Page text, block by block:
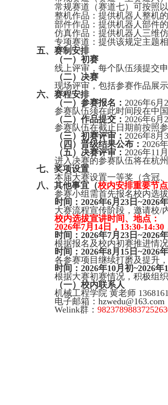
常规赛道（赛道七）可按照
整机作品：提供机器人整机
部件作品：提供机器人部件
仿真作品：提供机器人三维
专项赛道：提供该规定主题
五、赛制安排
（一）初赛
线上评审，每个队伍须提交
（二）决赛
现场评审，包括参赛作品展
六、赛程安排
（一）参赛报名：2026年6月
参赛队伍须在此时间段在中
（二）作品提交：2026年6月
参赛队伍在截止日期前按照
（三）初赛评审：2026年8月
（四）晋级结果公布：2026
（五）决赛评审：2026年11
进入决赛的参赛队伍将在杭
七、奖项设置
本届大赛设置一等奖（含冠
八、其他事宜（校内安排重要节点
参赛小组需首先报名校内选
时间：2026年6月23 日~2026年
大赛流程宣传阶段，邀请校/
校内选拔宣讲时间、地点：
2026年7月 14 日， 13:30-14:30
时间：2026年7月23 日~2026
根据报名及校内初赛推进情
时间：2026年8月 15 日~2026
各参赛项目继续打磨及提升，
时间：2026年10月初~2026年
根据大赛初赛情况，积极组
（一）校内联系人
机械工程学院 黄老师
电子邮箱：hzwedu@163.com
Welink群：